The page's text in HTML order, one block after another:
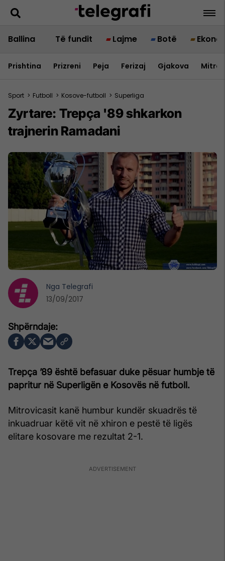
Ballina Të fundit Lajme Botë
Prishtina Prizreni Peja Ferizaj Gjakova
Sport > Futboll > Kosove-futboll > Superliga
Zyrtare: Trepça '89 shkarkon
trajnerin Ramadani
Trepça ’89 është befasuar duke pësuar humbje të
papritur në Superligën e Kosovës në futboll.
Mitrovicasit kanë humbur kundër skuadrës të
inkuadruar këtë vit në xhiron e pestë të ligës
elitare kosovare me rezultat 2-1.
Nga Telegrafi
13/09/2017